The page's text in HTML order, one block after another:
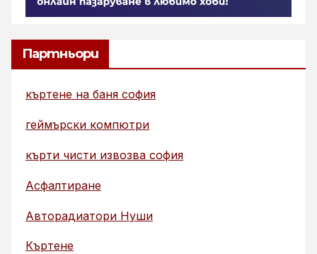
Партньори
къртене на баня софия
геймърски компютри
кърти чисти извозва софия
Асфалтиране
Авторадиатори Нуши
Къртене